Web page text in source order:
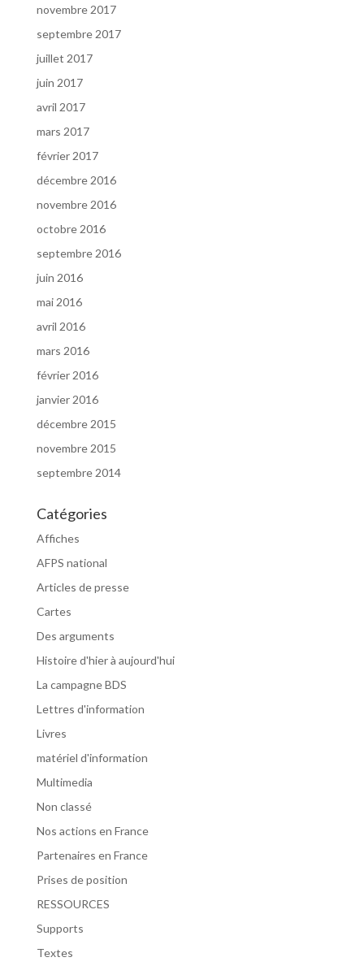
novembre 2017
septembre 2017
juillet 2017
juin 2017
avril 2017
mars 2017
février 2017
décembre 2016
novembre 2016
octobre 2016
septembre 2016
juin 2016
mai 2016
avril 2016
mars 2016
février 2016
janvier 2016
décembre 2015
novembre 2015
septembre 2014
Catégories
Affiches
AFPS national
Articles de presse
Cartes
Des arguments
Histoire d'hier à aujourd'hui
La campagne BDS
Lettres d'information
Livres
matériel d'information
Multimedia
Non classé
Nos actions en France
Partenaires en France
Prises de position
RESSOURCES
Supports
Textes